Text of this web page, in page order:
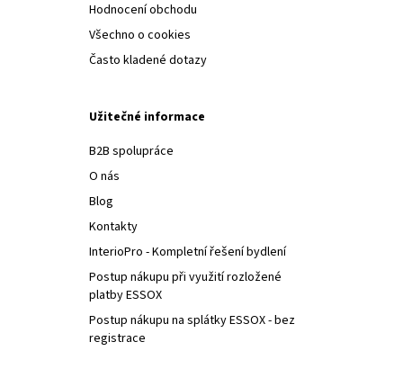
Hodnocení obchodu
Všechno o cookies
Často kladené dotazy
Užitečné informace
B2B spolupráce
O nás
Blog
Kontakty
InterioPro - Kompletní řešení bydlení
Postup nákupu při využití rozložené
platby ESSOX
Postup nákupu na splátky ESSOX - bez
registrace